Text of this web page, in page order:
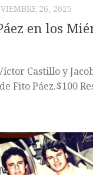
26, 2025
en los
Castillo y
Fito Páez.$100